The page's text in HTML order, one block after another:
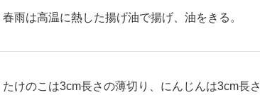
春雨は高温に熱した揚げ油で揚げ、油をきる。
たけのこは3cm長さの薄切り、にんじんは3cm長